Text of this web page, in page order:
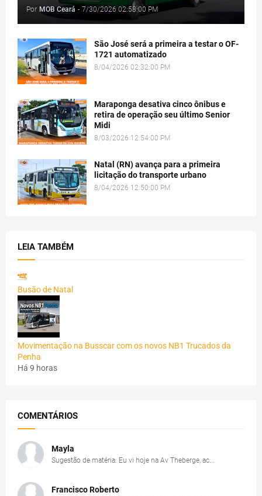
Por MOB Ceará - 7/30/2026 02:58:00 PM
São José será a primeira a testar o OF-
1721 automatizado
8/04/2026 02:32:00 PM
Maraponga desativa cinco ônibus e
retira de operação seu último Senior
Midi
8/03/2026 12:54:00 PM
Natal (RN) avança para a primeira
licitação do transporte urbano
8/04/2026 12:50:00 PM
LEIA TAMBÉM
Busão de Natal
Movimentação na Busscar com os novos NB1 Trucados da
Penha
Há 9 horas
COMENTÁRIOS
Mayla
Sugestão de matéria: Eu vi hoje na Av Theberge, ac...
Francisco Roberto